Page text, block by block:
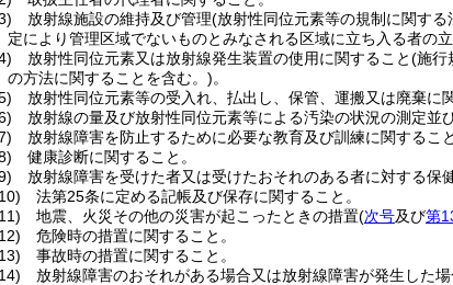
放射線施設の維持及び管理(放射性同位元素等の規制に関する
定により管理区域でないものとみなされる区域に立ち入る者の
放射性同位元素又は放射線発生装置の使用に関すること(施行
の方法に関することを含む。)。
放射性同位元素等の受入れ、払出し、保管、運搬又は廃棄に
放射線の量及び放射性同位元素等による汚染の状況の測定並
放射線障害を防止するために必要な教育及び訓練に関すること
健康診断に関すること。
放射線障害を受けた者又は受けたおそれのある者に対する保
法第25条に定める記帳及び保存に関すること。
地震、火災その他の災害が起こったときの措置(次号及び第
危険時の措置に関すること。
事故時の措置に関すること。
放射線障害のおそれがある場合又は放射線障害が発生した場